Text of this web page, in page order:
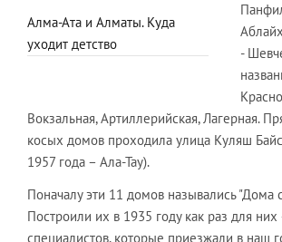
Алма-Ата и Алматы. Куда
уходит детство
-
Вокзальная, Артиллерийская, Лагерная.
косых домов проходила улица Куляш
1957 года – Ала-Тау).
Поначалу эти 11 домов назывались "Дома
Построили их в 1935 году как раз для них
специалистов, которые приезжали в наш